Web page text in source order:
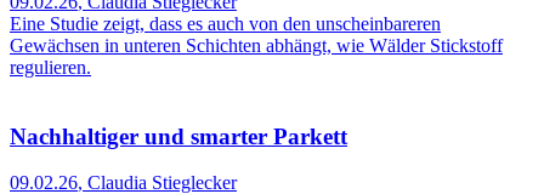
Eine Studie zeigt, dass es auch von den unscheinbareren
Gewächsen in unteren Schichten abhängt, wie Wälder Stickstoff
regulieren.
Nachhaltiger und smarter Parkett
09.02.26, Claudia Stieglecker